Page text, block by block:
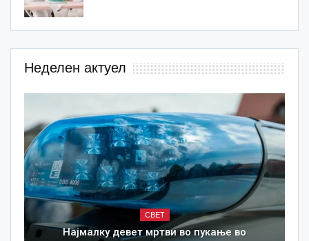
Неделен актуел
СВЕТ
Најмалку девет мртви во пукање во